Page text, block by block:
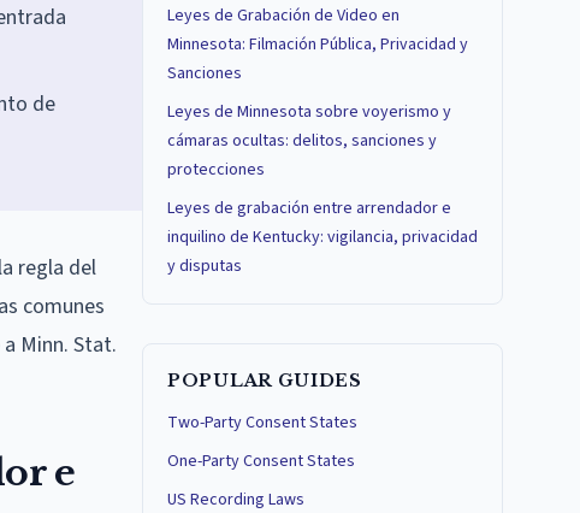
de
regla del
comunes
Minn. Stat.
e
Leyes de Grabación de Video en
Minnesota: Filmación Pública, Privacidad y
Sanciones
Leyes de Minnesota sobre voyerismo y
cámaras ocultas: delitos, sanciones y
protecciones
Leyes de grabación entre arrendador e
inquilino de Kentucky: vigilancia, privacidad
y disputas
POPULAR GUIDES
Two-Party Consent States
One-Party Consent States
US Recording Laws